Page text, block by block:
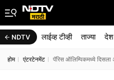
NDTV लाईव्ह टीव्ही ताज्या देश
होम एंटरटेनमेंट पॅरिस ऑलिम्पिकमध्ये दिसला